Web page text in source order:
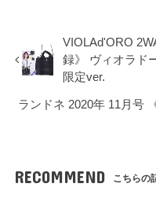
VIOLAd'ORO
録》 ヴィオラド
限定ver.
ランドネ 2020年 11月号
RECOMMEND こちらの